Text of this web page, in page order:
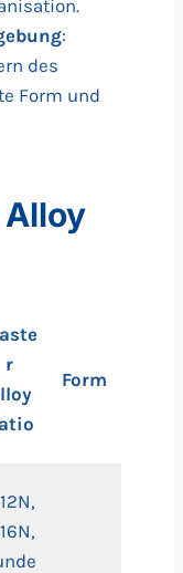
:
des
Form und
r
Form